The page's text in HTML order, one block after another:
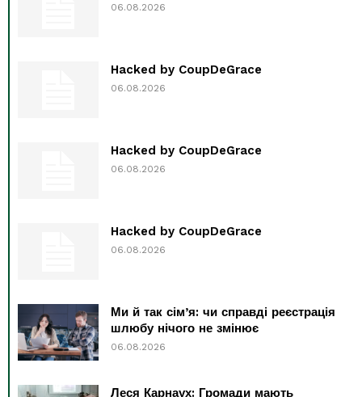
06.08.2026
Hacked by CoupDeGrace
06.08.2026
Hacked by CoupDeGrace
06.08.2026
Hacked by CoupDeGrace
06.08.2026
Ми й так сім’я: чи справді реєстрація
шлюбу нічого не змінює
06.08.2026
Леся Карнаух: Громади мають